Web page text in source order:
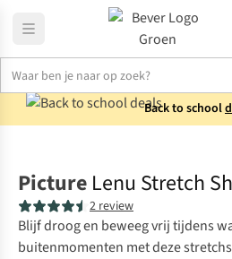
Back to school
Picture Lenu Stretch
2 review
Blijf droog en beweeg vrij tijdens
buitenmomenten met deze